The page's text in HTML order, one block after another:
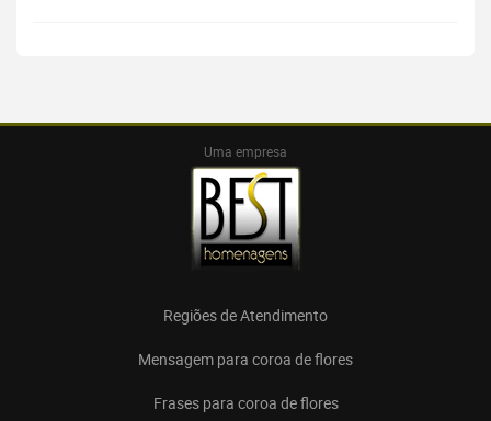
Uma empresa
Regiões de Atendimento
Mensagem para coroa de flores
Frases para coroa de flores